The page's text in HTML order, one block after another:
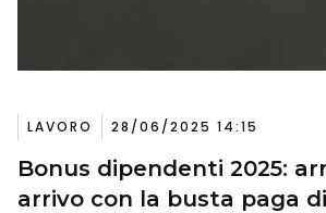
LAVORO 28/06/2025 14:15
Bonus dipendenti 2025:
arrivo con la busta paga